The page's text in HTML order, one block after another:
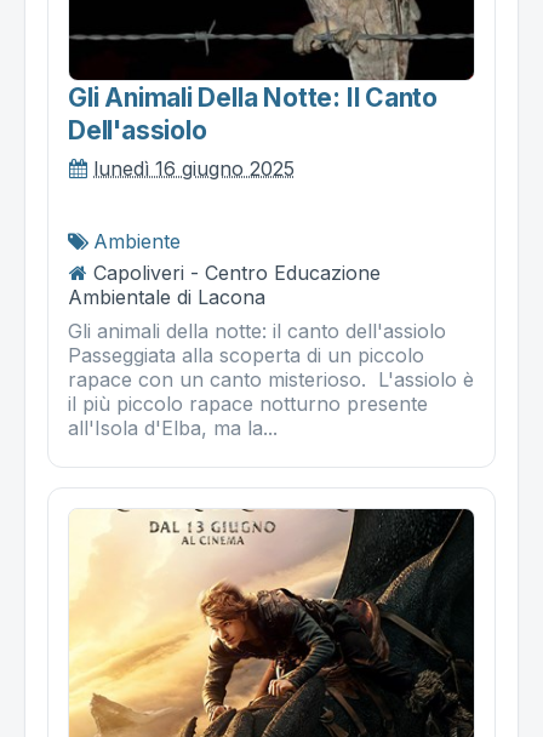
Gli Animali Della Notte: Il Canto
Dell'assiolo
lunedì 16 giugno 2025
Ambiente
Capoliveri - Centro Educazione
Ambientale di Lacona
Gli animali della notte: il canto dell'assiolo
Passeggiata alla scoperta di un piccolo
rapace con un canto misterioso. L'assiolo è
il più piccolo rapace notturno presente
all'Isola d'Elba, ma la...